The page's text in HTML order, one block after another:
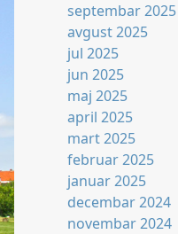
septembar 2025
avgust 2025
jul 2025
jun 2025
maj 2025
april 2025
mart 2025
februar 2025
januar 2025
decembar 2024
novembar 2024